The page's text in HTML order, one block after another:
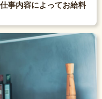
事内容によってお給料